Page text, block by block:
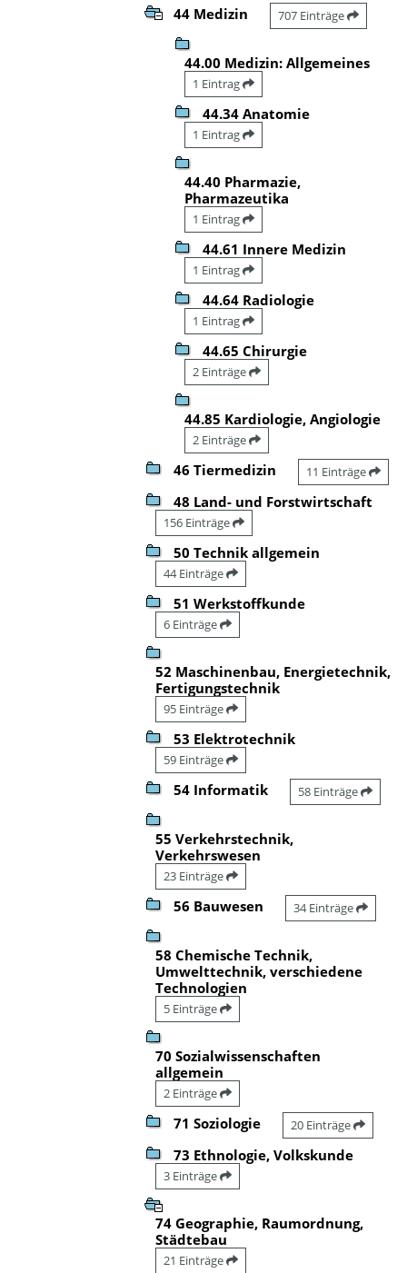
44 Medizin 707 Einträge
44.00 Medizin: Allgemeines
1 Eintrag
44.34 Anatomie
1 Eintrag
44.40 Pharmazie,
Pharmazeutika
1 Eintrag
44.61 Innere Medizin
1 Eintrag
44.64 Radiologie
1 Eintrag
44.65 Chirurgie
2 Einträge
44.85 Kardiologie, Angiologie
2 Einträge
46 Tiermedizin 11 Einträge
48 Land- und Forstwirtschaft
156 Einträge
50 Technik allgemein
44 Einträge
51 Werkstoffkunde
6 Einträge
52 Maschinenbau, Energietechnik,
Fertigungstechnik
95 Einträge
53 Elektrotechnik
59 Einträge
54 Informatik 58 Einträge
55 Verkehrstechnik,
Verkehrswesen
23 Einträge
56 Bauwesen 34 Einträge
58 Chemische Technik,
Umwelttechnik, verschiedene
Technologien
5 Einträge
70 Sozialwissenschaften
allgemein
2 Einträge
71 Soziologie 20 Einträge
73 Ethnologie, Volkskunde
3 Einträge
74 Geographie, Raumordnung,
Städtebau
21 Einträge